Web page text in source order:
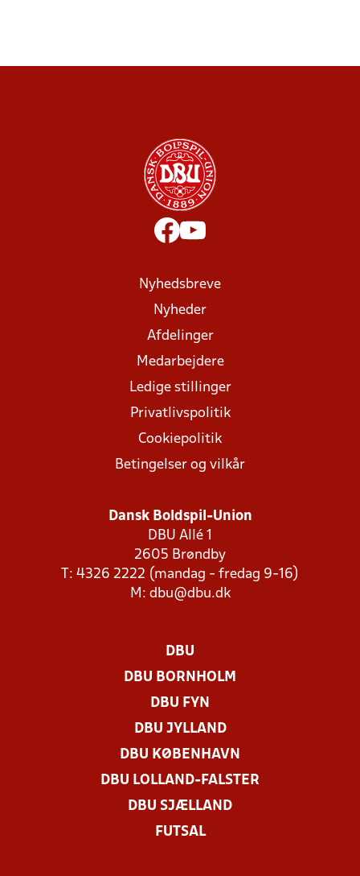
Nyhedsbreve
Nyheder
Afdelinger
Medarbejdere
Ledige stillinger
Privatlivspolitik
Cookiepolitik
Betingelser og vilkår
Dansk Boldspil-Union
DBU Allé 1
2605 Brøndby
T: 4326 2222 (mandag - fredag 9-16)
M: dbu@dbu.dk
DBU
DBU BORNHOLM
DBU FYN
DBU JYLLAND
DBU KØBENHAVN
DBU LOLLAND-FALSTER
DBU SJÆLLAND
FUTSAL